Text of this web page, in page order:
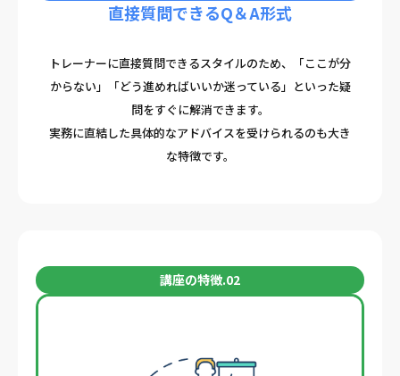
直接質問できるQ＆A形式
トレーナーに直接質問できるスタイルのため、「ここが分
からない」「どう進めればいいか迷っている」といった疑
問をすぐに解消できます。
実務に直結した具体的なアドバイスを受けられるのも大き
な特徴です。
講座の特徴.02